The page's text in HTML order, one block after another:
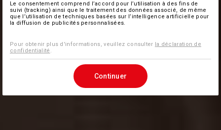
Le consentement comprend l’accord pour l’utilisation à des fins de
suivi (tracking) ainsi que le traitement des données associé, de même
que l’utilisation de techniques basées sur l’intelligence artificielle pour
la diffusion de publicités personnalisées.
Pour obtenir plus d'informations, veuillez consulter la déclaration de
confidentialité .
Continuer